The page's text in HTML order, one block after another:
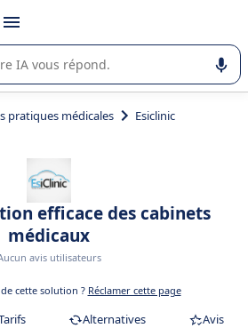
avec
dans l'utilisation ou la sélection de
pratiques médicales Esiclinic
efficace des cabinets
médicaux
avis utilisateurs
cette solution ? Réclamer cette page
Alternatives Avis